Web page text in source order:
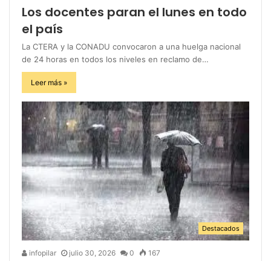
Los docentes paran el lunes en todo
el país
La CTERA y la CONADU convocaron a una huelga nacional
de 24 horas en todos los niveles en reclamo de…
Leer más »
Destacados
infopilar julio 30, 2026 0 167